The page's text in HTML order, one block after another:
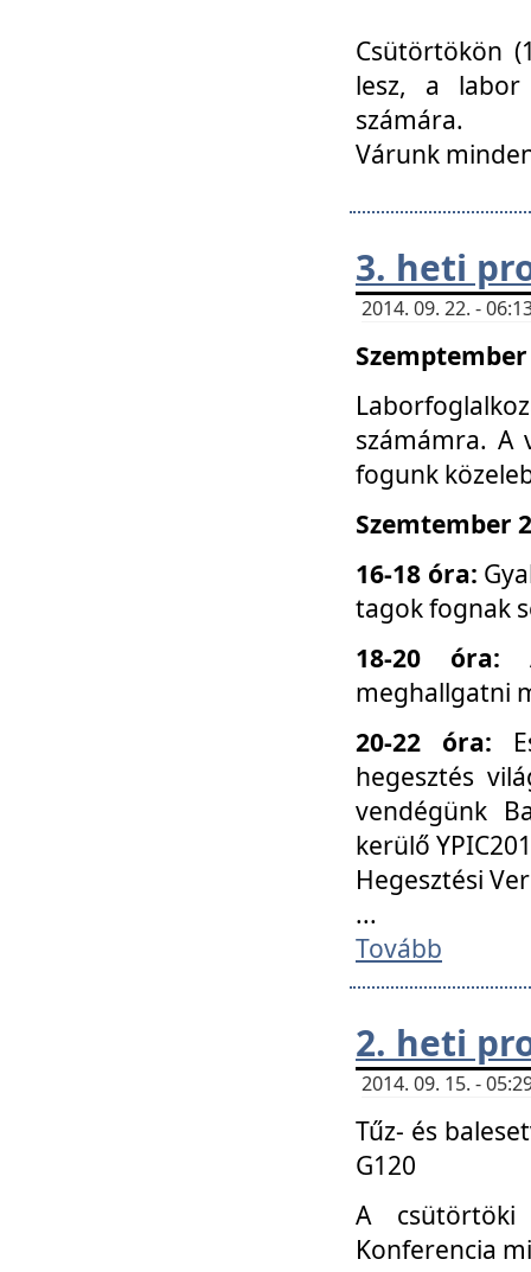
Csütörtökön
lesz, a labor
számára.
Várunk
3. heti
2014. 09. 22. -
számámra. A
fogunk
Szemtember
16-18 óra:
tagok fognak
18-20 óra:
meghallgatni
20-22 óra:
hegesztés
vendégünk
kerülő
Hegesztési
...
Tovább
2. heti
2014. 09. 15. -
Tűz- és
G120
A csütörtöki
Konferencia